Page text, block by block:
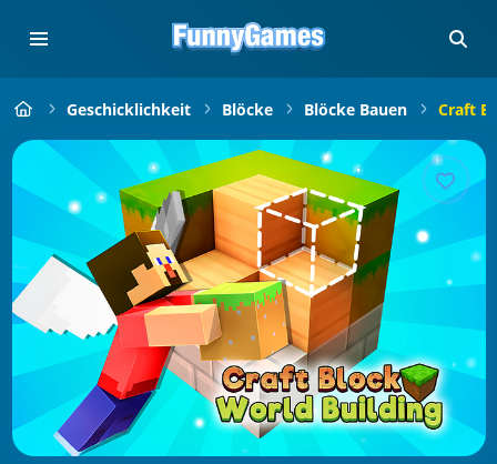
Geschicklichkeit Blöcke Blöcke Bauen Craft